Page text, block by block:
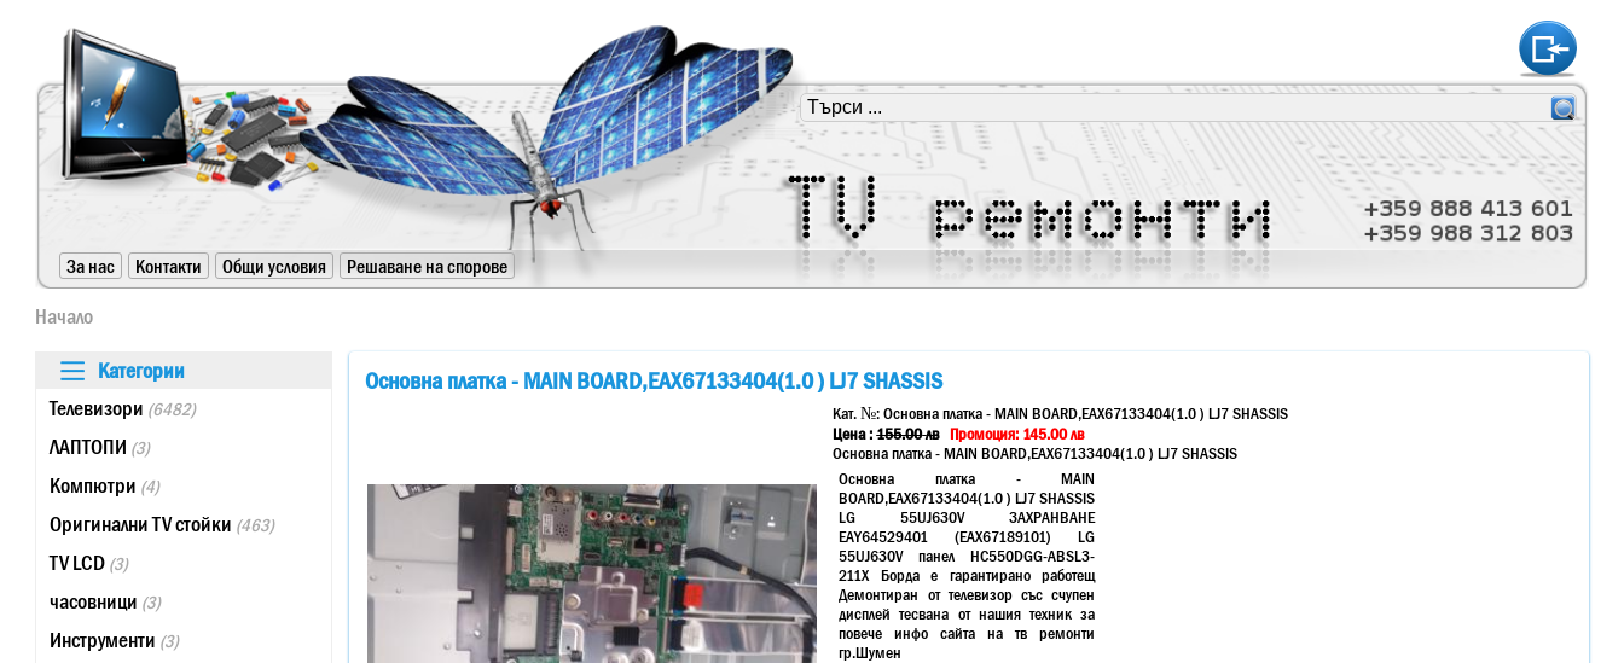
За нас Контакти Общи условия
Решаване на спорове
https://www.high-endrolex.com/24
Начало
Категории
Телевизори (6482)
ЛАПТОПИ (3)
Компютри (4)
Оригинални TV стойки (463)
TV LCD (3)
часовници (3)
Инструменти (3)
Основна платка - MAIN BOARD,EAX67133404(1.0 ) LJ7 SHASSIS
Кат. №:Основна платка - MAIN BOARD,EAX67133404(1.0 ) LJ7 SHASSIS
Цена :155.00лв Промоция: 145.00 лв
Основна платка - MAIN BOARD,EAX67133404(1.0 ) LJ7 SHASSIS
Основна платка - MAIN
BOARD,EAX67133404(1.0 ) LJ7 SHASSIS
LG 55UJ630V ЗАХРАНВАНЕ
EAY64529401 (EAX67189101) LG
55UJ630V панел HC550DGG-ABSL3-
211X Борда е гарантирано работещ
Демонтиран от телевизор със счупен
дисплей тесвана от нашия техник за
повече инфо сайта на тв ремонти
гр.Шумен